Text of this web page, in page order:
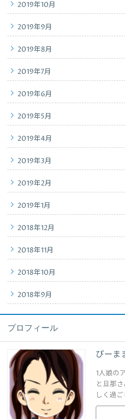
2019年10月
2019年9月
2019年8月
2019年7月
2019年6月
2019年5月
2019年4月
2019年3月
2019年2月
2019年1月
2018年12月
2018年11月
2018年10月
2018年9月
プロフィール
ぴーま
1人娘の
と旦那
しく過ご